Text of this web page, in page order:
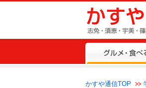
かすや通信TOP